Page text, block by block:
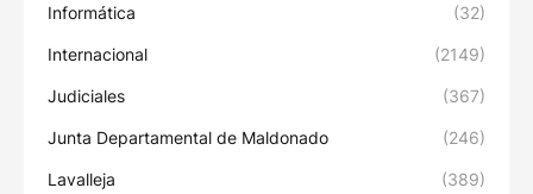
Informática (32)
Internacional (2149)
Judiciales (367)
Junta Departamental de Maldonado (246)
Lavalleja (389)